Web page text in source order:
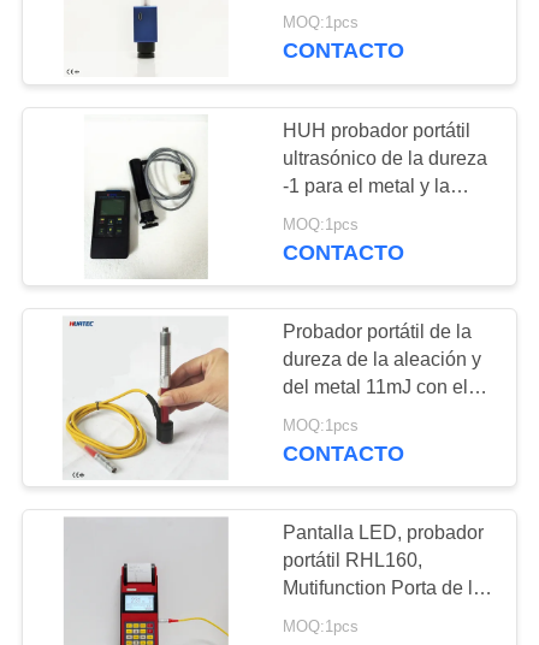
dureza de Leeb de la
pluma
MOQ:1pcs
CONTACTO
HUH probador portátil
ultrasónico de la dureza
-1 para el metal y la
aleación
pequeños/grandes
MOQ:1pcs
CONTACTO
Probador portátil de la
dureza de la aleación y
del metal 11mJ con el
dispositivo D del
impacto
MOQ:1pcs
CONTACTO
Pantalla LED, probador
portátil RHL160,
Mutifunction Porta de la
dureza de la alta
MOQ:1pcs